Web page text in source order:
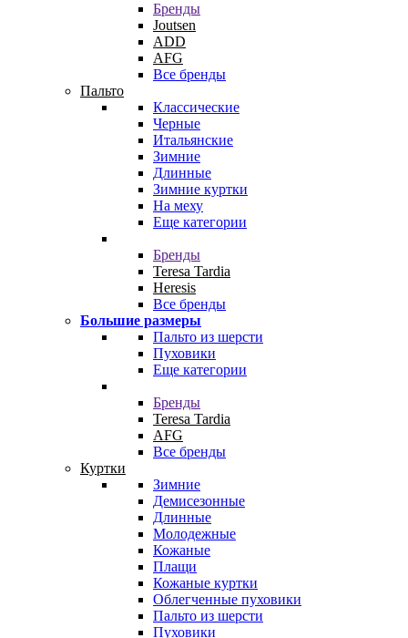
Бренды
Joutsen
ADD
AFG
Все бренды
Пальто
Классические
Черные
Итальянские
Зимние
Длинные
Зимние куртки
На меху
Еще категории
Бренды
Teresa Tardia
Heresis
Все бренды
Большие размеры
Пальто из шерсти
Пуховики
Еще категории
Бренды
Teresa Tardia
AFG
Все бренды
Куртки
Зимние
Демисезонные
Длинные
Молодежные
Кожаные
Плащи
Кожаные куртки
Облегченные пуховики
Пальто из шерсти
Пуховики